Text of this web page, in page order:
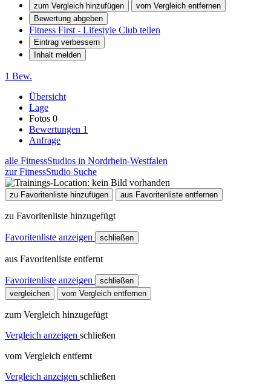
zum Vergleich hinzufügen
vom Vergleich entfernen
Bewertung abgeben
Fitness First - Lifestyle Club teilen
Eintrag verbessern
Inhalt melden
1 Bew.
Übersicht
Lage
Fotos 0
Bewertungen 1
Anfrage
alle FitnessStudios in Nordrhein-Westfalen
zur FitnessStudio Suche
zu Favoritenliste hinzufügen aus Favoritenliste entfernen
zu Favoritenliste hinzugefügt
Favoritenliste anzeigen schließen
aus Favoritenliste entfernt
Favoritenliste anzeigen
schließen
vergleichen
vom Vergleich entfernen
zum Vergleich hinzugefügt
Vergleich anzeigen schließen
vom Vergleich entfernt
Vergleich anzeigen schließen